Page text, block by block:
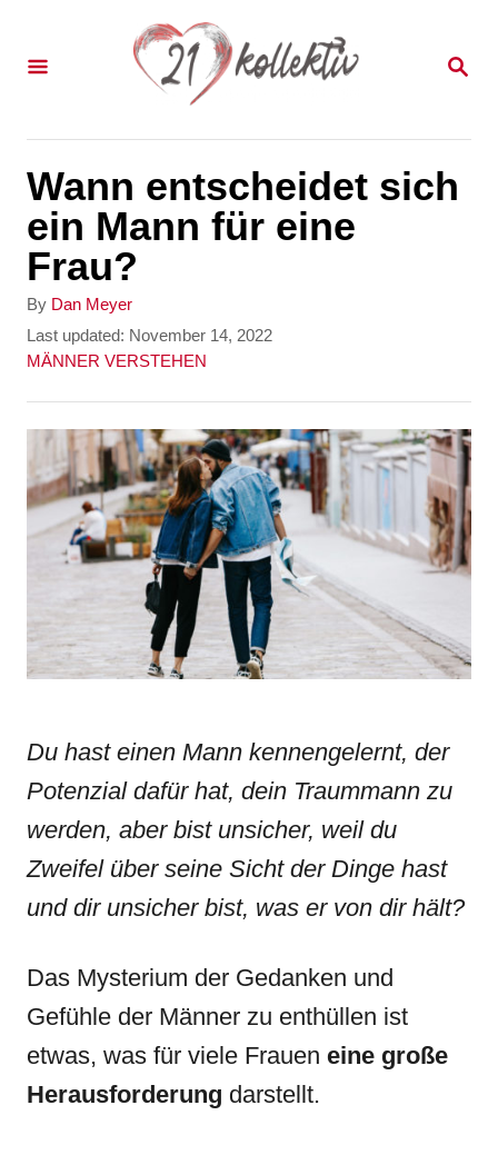
S
R
H
Wann entscheidet sich
ein Mann für eine
Frau?
By A
u
t
o
r
Dan Meyer
P
o
d
o
n
Last updated: November 14, 2022
C
g
o
r
i
MÄNNER VERSTEHEN
Du hast einen Mann kennengelernt, der
Potenzial dafür hat, dein Traummann zu
werden, aber bist unsicher, weil du
Zweifel über seine Sicht der Dinge hast
und dir unsicher bist, was er von dir hält?
Das Mysterium der Gedanken und
Gefühle der Männer zu enthüllen ist
etwas, was für viele Frauen eine große
Herausforderung darstellt.